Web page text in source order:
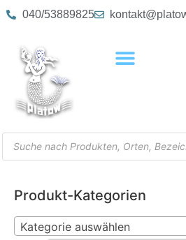
040/53889825
Produkt-Kategorien
Kategorie auswählen